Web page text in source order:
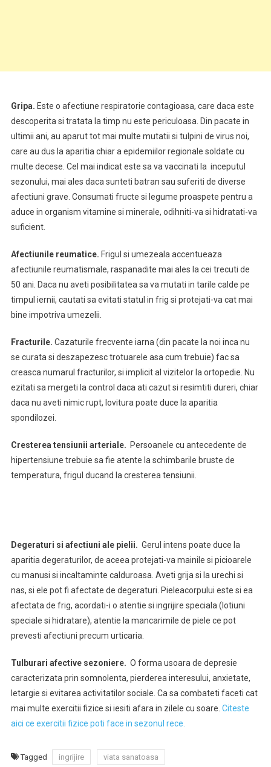
Gripa. Este o afectiune respiratorie contagioasa, care daca este
descoperita si tratata la timp nu este periculoasa. Din pacate in
ultimii ani, au aparut tot mai multe mutatii si tulpini de virus noi,
care au dus la aparitia chiar a epidemiilor regionale soldate cu
multe decese. Cel mai indicat este sa va vaccinati la inceputul
sezonului, mai ales daca sunteti batran sau suferiti de diverse
afectiuni grave. Consumati fructe si legume proaspete pentru a
aduce in organism vitamine si minerale, odihniti-va si hidratati-va
suficient.
Afectiunile reumatice. Frigul si umezeala accentueaza
afectiunile reumatismale, raspanadite mai ales la cei trecuti de
50 ani. Daca nu aveti posibilitatea sa va mutati in tarile calde pe
timpul iernii, cautati sa evitati statul in frig si protejati-va cat mai
bine impotriva umezelii.
Fracturile. Cazaturile frecvente iarna (din pacate la noi inca nu
se curata si deszapezesc trotuarele asa cum trebuie) fac sa
creasca numarul fracturilor, si implicit al vizitelor la ortopedie. Nu
ezitati sa mergeti la control daca ati cazut si resimtiti dureri, chiar
daca nu aveti nimic rupt, lovitura poate duce la aparitia
spondilozei.
Cresterea tensiunii arteriale. Persoanele cu antecedente de
hipertensiune trebuie sa fie atente la schimbarile bruste de
temperatura, frigul ducand la cresterea tensiunii.
Degeraturi si afectiuni ale pielii. Gerul intens poate duce la
aparitia degeraturilor, de aceea protejati-va mainile si picioarele
cu manusi si incaltaminte calduroasa. Aveti grija si la urechi si
nas, si ele pot fi afectate de degeraturi. Pieleacorpului este si ea
afectata de frig, acordati-i o atentie si ingrijire speciala (lotiuni
speciale si hidratare), atentie la mancarimile de piele ce pot
prevesti afectiuni precum urticaria.
Tulburari afective sezoniere. O forma usoara de depresie
caracterizata prin somnolenta, pierderea interesului, anxietate,
letargie si evitarea activitatilor sociale. Ca sa combateti faceti cat
mai multe exercitii fizice si iesiti afara in zilele cu soare. Citeste
aici ce exercitii fizice poti face in sezonul rece.
Tagged ingrijire viata sanatoasa